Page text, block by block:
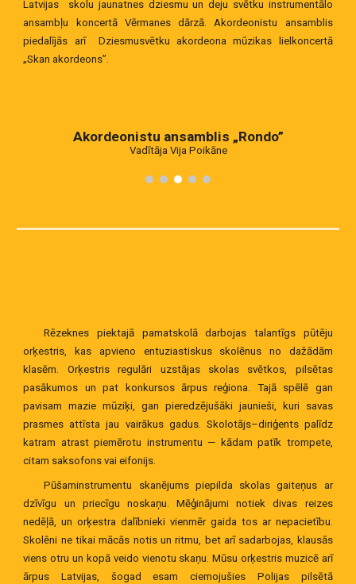
Latvijas skolu jaunatnes dziesmu un deju svētku instrumentālo
ansambļu koncertā Vērmanes dārzā. Akordeonistu ansamblis
piedalījās arī Dziesmusvētku akordeona mūzikas lielkoncertā
„Skan akordeons”.
Akordeonistu ansamblis „Rondo”
Vadītāja Vija Poikāne
Rēzeknes piektajā pamatskolā darbojas talantīgs pūtēju
orķestris, kas apvieno entuziastiskus skolēnus no dažādām
klasēm. Orķestris regulāri uzstājas skolas svētkos, pilsētas
pasākumos un pat konkursos ārpus reģiona. Tajā spēlē gan
pavisam mazie mūziķi, gan pieredzējušāki jaunieši, kuri savas
prasmes attīsta jau vairākus gadus. Skolotājs–diriģents palīdz
katram atrast piemērotu instrumentu — kādam patīk trompete,
citam saksofons vai eifonijs.
Pūšaminstrumentu skanējums piepilda skolas gaiteņus ar
dzīvīgu un priecīgu noskaņu. Mēģinājumi notiek divas reizes
nedēļā, un orķestra dalībnieki vienmēr gaida tos ar nepacietību.
Skolēni ne tikai mācās notis un ritmu, bet arī sadarbojas, klausās
viens otru un kopā veido vienotu skaņu. Mūsu orķestris muzicē arī
ārpus Latvijas, šogad esam ciemojušies Polijas pilsētā